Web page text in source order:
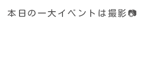
本日の一大イベントは撮影📷